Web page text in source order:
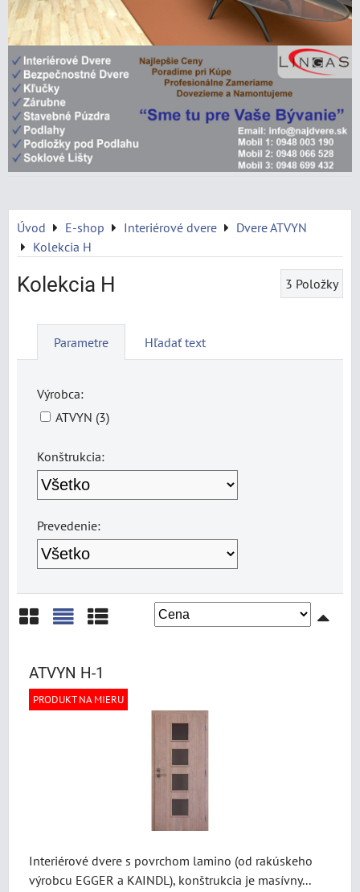
Úvod E-shop Interiérové dvere
Dvere ATVYN
Kolekcia H
Kolekcia H 3 Položky
Parametre Hľadať text
Výrobca:
ATVYN (3)
Konštrukcia:
Prevedenie:
ATVYN H-1
PRODUKT NA MIERU
Interiérové dvere s povrchom lamino (od rakúskeho
výrobcu EGGER a KAINDL), konštrukcia je masívny...